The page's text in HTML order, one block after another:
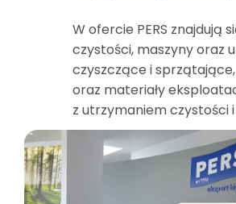
W ofercie PERS znajdują
czystości, maszyny oraz
czyszczące i
oraz materiały
z utrzymaniem czystości i